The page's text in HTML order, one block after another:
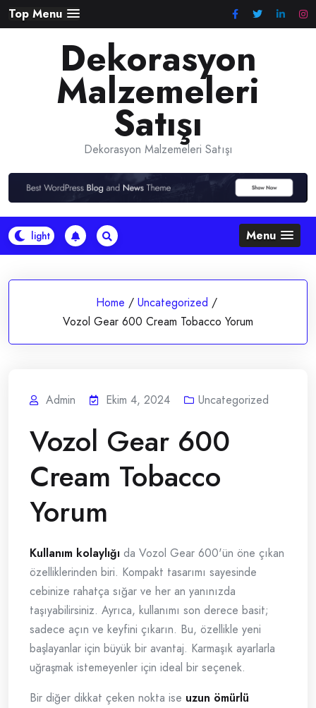
Skip
to
Top Menu
Dekorasyon
Malzemeleri
Satışı
Dekorasyon Malzemeleri Satışı
Menu
Home / Uncategorized /
Vozol Gear 600 Cream Tobacco Yorum
Admin Ekim 4, 2024 Uncategorized
Vozol Gear 600
Cream Tobacco
Yorum
Kullanım kolaylığı da Vozol Gear 600'ün öne çıkan
özelliklerinden biri. Kompakt tasarımı sayesinde
cebinize rahatça sığar ve her an yanınızda
taşıyabilirsiniz. Ayrıca, kullanımı son derece basit;
sadece açın ve keyfini çıkarın. Bu, özellikle yeni
başlayanlar için büyük bir avantaj. Karmaşık ayarlarla
uğraşmak istemeyenler için ideal bir seçenek.
Bir diğer dikkat çeken nokta ise uzun ömürlü